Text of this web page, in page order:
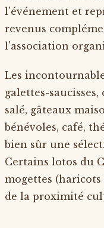
l'événement et
revenus
l'association
Les
galettes-
salé, gâteaux
bénévoles, café,
bien sûr une
Certains lotos du
mogettes (haricots
de la proximité